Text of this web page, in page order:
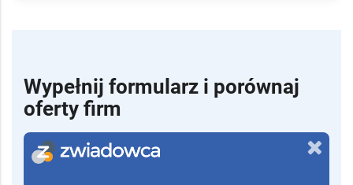
Wypełnij formularz i porównaj
oferty firm